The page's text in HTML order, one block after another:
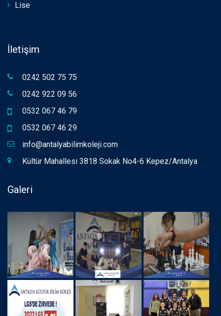
Lise
İletişim
0242 502 75 75
0242 922 09 56
0532 067 46 79
0532 067 46 29
info@antalyabilimkoleji.com
Kültür Mahallesi 3818 Sokak No4-6 Kepez/Antalya
Galeri